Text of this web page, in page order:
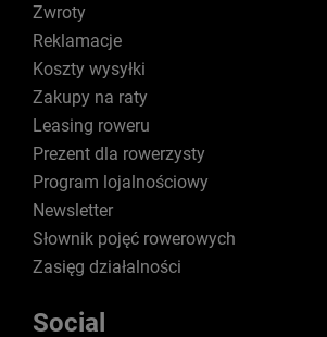
Zwroty
Reklamacje
Koszty wysyłki
Zakupy na raty
Leasing roweru
Prezent dla rowerzysty
Program lojalnościowy
Newsletter
Słownik pojęć rowerowych
Zasięg działalności
Social